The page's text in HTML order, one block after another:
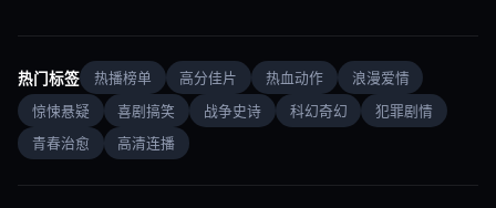
热门标签 热播榜单 高分佳片 热血动作
浪漫爱情
惊悚悬疑
喜剧搞笑 战争史诗 科幻奇幻
犯罪剧情
青春治愈
高清连播